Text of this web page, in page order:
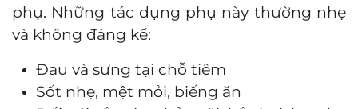
phụ. Những tác dụng phụ này thường nhẹ
và không đáng kể:
Đau và sưng tại chỗ tiêm
Sốt nhẹ, mệt mỏi, biếng ăn